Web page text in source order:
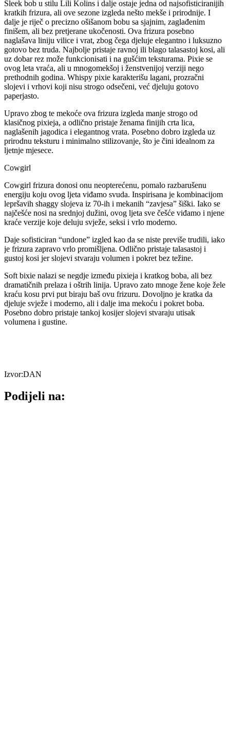
Sleek bob u stilu Lili Kolins i dalje ostaje jedna od najsofisticiranijih
kratkih frizura, ali ove sezone izgleda nešto mekše i prirodnije. I
dalje je riječ o precizno ošišanom bobu sa sjajnim, zaglađenim
finišem, ali bez pretjerane ukočenosti. Ova frizura posebno
naglašava liniju vilice i vrat, zbog čega djeluje elegantno i luksuzno
gotovo bez truda. Najbolje pristaje ravnoj ili blago talasastoj kosi, ali
uz dobar rez može funkcionisati i na gušćim teksturama. Pixie se
ovog leta vraća, ali u mnogomekšoj i ženstvenijoj verziji nego
prethodnih godina. Whispy pixie karakterišu lagani, prozračni
slojevi i vrhovi koji nisu strogo odsečeni, već djeluju gotovo
paperjasto.
Upravo zbog te mekoće ova frizura izgleda manje strogo od
klasičnog pixieja, a odlično pristaje ženama finijih crta lica,
naglašenih jagodica i elegantnog vrata. Posebno dobro izgleda uz
prirodnu teksturu i minimalno stilizovanje, što je čini idealnom za
ljetnje mjesece.
Cowgirl
Cowgirl frizura donosi onu neopterećenu, pomalo razbarušenu
energiju koju ovog ljeta viđamo svuda. Inspirisana je kombinacijom
lepršavih shaggy slojeva iz 70-ih i mekanih “zavjesa” šiški. Iako se
najčešće nosi na srednjoj dužini, ovog ljeta sve češće viđamo i njene
kraće verzije koje deluju svježe, seksi i vrlo moderno.
Daje sofisticiran “undone” izgled kao da se niste previše trudili, iako
je frizura zapravo vrlo promišljena. Odlično pristaje talasastoj i
gustoj kosi jer slojevi stvaraju volumen i pokret bez težine.
Soft bixie nalazi se negdje između pixieja i kratkog boba, ali bez
dramatičnih prelaza i oštrih linija. Upravo zato mnoge žene koje žele
kraću kosu prvi put biraju baš ovu frizuru. Dovoljno je kratka da
djeluje svježe i moderno, ali i dalje ima mekoću i pokret boba.
Posebno dobro pristaje tankoj kosijer slojevi stvaraju utisak
volumena i gustine.
Izvor:DAN
Podijeli na: